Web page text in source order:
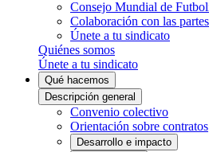
Consejo Mundial de
Colaboración con las
Únete a tu sindicato
Quiénes somos
Únete a tu sindicato
Qué hacemos
Descripción general
Convenio colectivo
Orientación sobre contratos
Desarrollo e impacto